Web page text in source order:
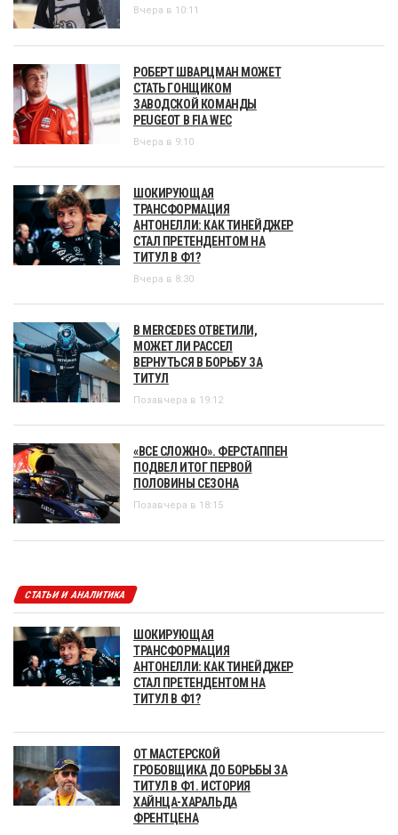
Вчера в 10:11
РОБЕРТ ШВАРЦМАН МОЖЕТ
СТАТЬ ГОНЩИКОМ
ЗАВОДСКОЙ КОМАНДЫ
PEUGEOT В FIA WEC
Вчера в 9:10
ШОКИРУЮЩАЯ
ТРАНСФОРМАЦИЯ
АНТОНЕЛЛИ: КАК ТИНЕЙДЖЕР
СТАЛ ПРЕТЕНДЕНТОМ НА
ТИТУЛ В Ф1?
Вчера в 8:30
В MERCEDES ОТВЕТИЛИ,
МОЖЕТ ЛИ РАССЕЛ
ВЕРНУТЬСЯ В БОРЬБУ ЗА
ТИТУЛ
Позавчера в 19:12
«ВСЕ СЛОЖНО». ФЕРСТАППЕН
ПОДВЕЛ ИТОГ ПЕРВОЙ
ПОЛОВИНЫ СЕЗОНА
Позавчера в 18:15
СТАТЬИ И АНАЛИТИКА
ШОКИРУЮЩАЯ
ТРАНСФОРМАЦИЯ
АНТОНЕЛЛИ: КАК ТИНЕЙДЖЕР
СТАЛ ПРЕТЕНДЕНТОМ НА
ТИТУЛ В Ф1?
ОТ МАСТЕРСКОЙ
ГРОБОВЩИКА ДО БОРЬБЫ ЗА
ТИТУЛ В Ф1. ИСТОРИЯ
ХАЙНЦА-ХАРАЛЬДА
ФРЕНТЦЕНА